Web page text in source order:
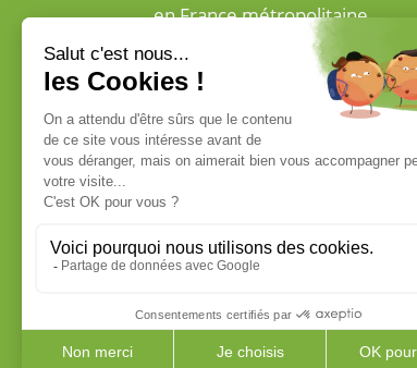
en France métropolitaine
ADRESSE
4 Rue du champ du verger
72700 Allonnes